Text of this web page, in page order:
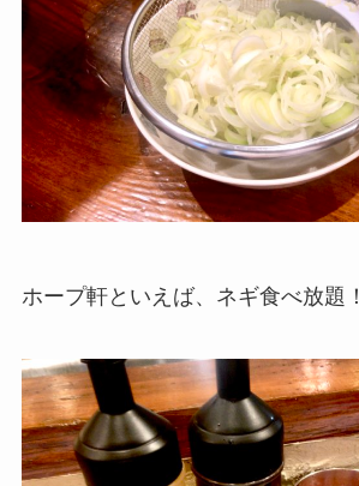
ホープ軒といえば、ネギ食べ放題！